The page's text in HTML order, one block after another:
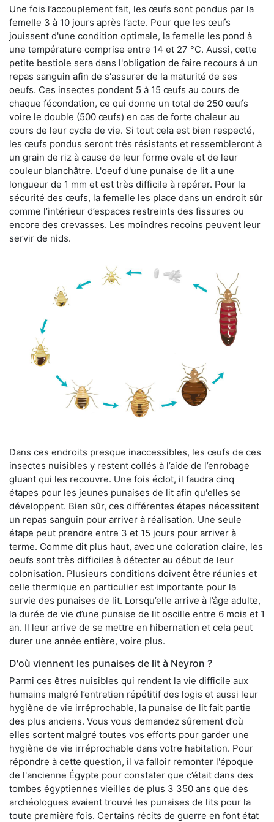
Une fois l’accouplement fait, les œufs sont pondus par la
femelle 3 à 10 jours après l’acte. Pour que les œufs
jouissent d'une condition optimale, la femelle les pond à
une température comprise entre 14 et 27 °C. Aussi, cette
petite bestiole sera dans l'obligation de faire recours à un
repas sanguin afin de s'assurer de la maturité de ses
oeufs. Ces insectes pondent 5 à 15 œufs au cours de
chaque fécondation, ce qui donne un total de 250 œufs
voire le double (500 œufs) en cas de forte chaleur au
cours de leur cycle de vie. Si tout cela est bien respecté,
les œufs pondus seront très résistants et ressembleront à
un grain de riz à cause de leur forme ovale et de leur
couleur blanchâtre. L'oeuf d'une punaise de lit a une
longueur de 1 mm et est très difficile à repérer. Pour la
sécurité des œufs, la femelle les place dans un endroit sûr
comme l’intérieur d’espaces restreints des fissures ou
encore des crevasses. Les moindres recoins peuvent leur
servir de nids.
Dans ces endroits presque inaccessibles, les œufs de ces
insectes nuisibles y restent collés à l’aide de l’enrobage
gluant qui les recouvre. Une fois éclot, il faudra cinq
étapes pour les jeunes punaises de lit afin qu'elles se
développent. Bien sûr, ces différentes étapes nécessitent
un repas sanguin pour arriver à réalisation. Une seule
étape peut prendre entre 3 et 15 jours pour arriver à
terme. Comme dit plus haut, avec une coloration claire, les
oeufs sont très difficiles à détecter au début de leur
colonisation. Plusieurs conditions doivent être réunies et
celle thermique en particulier est importante pour la
survie des punaises de lit. Lorsqu’elle arrive à l’âge adulte,
la durée de vie d’une punaise de lit oscille entre 6 mois et 1
an. Il leur arrive de se mettre en hibernation et cela peut
durer une année entière, voire plus.
D'où viennent les punaises de lit à Neyron ?
Parmi ces êtres nuisibles qui rendent la vie difficile aux
humains malgré l’entretien répétitif des logis et aussi leur
hygiène de vie irréprochable, la punaise de lit fait partie
des plus anciens. Vous vous demandez sûrement d’où
elles sortent malgré toutes vos efforts pour garder une
hygiène de vie irréprochable dans votre habitation. Pour
répondre à cette question, il va falloir remonter l'époque
de l'ancienne Égypte pour constater que c’était dans des
tombes égyptiennes vieilles de plus 3 350 ans que des
archéologues avaient trouvé les punaises de lits pour la
toute première fois. Certains récits de guerre en font état